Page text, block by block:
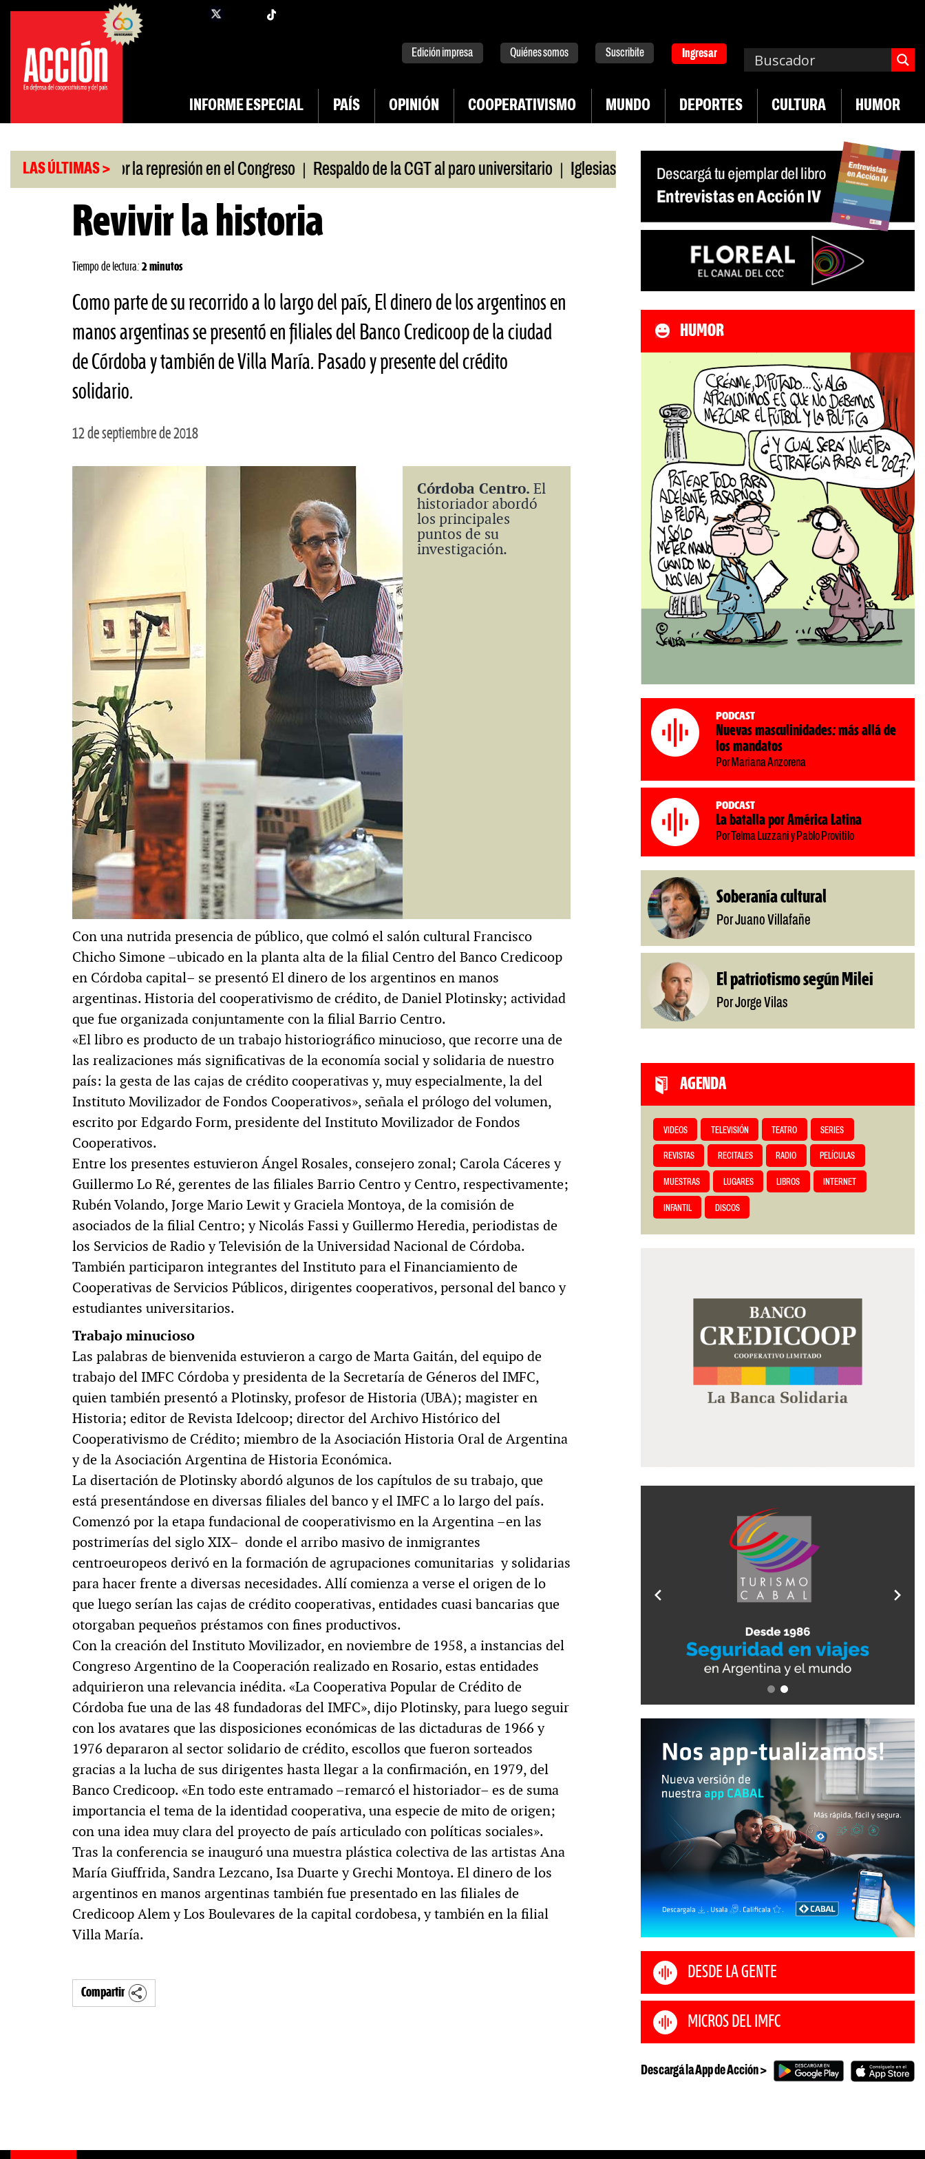
Saltar
contenido
facebook
Edición impresa Quiénes somos Suscribite Ingresar
INFORME ESPECIAL PAÍS OPINIÓN COOPERATIVISMO MUNDO DEPORTES CULTURA HUMOR
LAS ÚLTIMAS >
a policías por la represión en el Congreso | Respaldo de la CGT al paro universitario | Iglesias y templos asisten económicamente a la población |
Revivir la historia
Tiempo de lectura: 2 minutos
Como parte de su recorrido a lo largo del país, El dinero de los argentinos en
manos argentinas se presentó en filiales del Banco Credicoop de la ciudad
de Córdoba y también de Villa María. Pasado y presente del crédito
solidario.
12 de septiembre de 2018
Córdoba Centro. El
historiador abordó
los principales
puntos de su
investigación.
Con una nutrida presencia de público, que colmó el salón cultural Francisco
Chicho Simone –ubicado en la planta alta de la filial Centro del Banco Credicoop
en Córdoba capital– se presentó El dinero de los argentinos en manos
argentinas. Historia del cooperativismo de crédito, de Daniel Plotinsky; actividad
que fue organizada conjuntamente con la filial Barrio Centro.
«El libro es producto de un trabajo historiográfico minucioso, que recorre una de
las realizaciones más significativas de la economía social y solidaria de nuestro
país: la gesta de las cajas de crédito cooperativas y, muy especialmente, la del
Instituto Movilizador de Fondos Cooperativos», señala el prólogo del volumen,
escrito por Edgardo Form, presidente del Instituto Movilizador de Fondos
Cooperativos.
Entre los presentes estuvieron Ángel Rosales, consejero zonal; Carola Cáceres y
Guillermo Lo Ré, gerentes de las filiales Barrio Centro y Centro, respectivamente;
Rubén Volando, Jorge Mario Lewit y Graciela Montoya, de la comisión de
asociados de la filial Centro; y Nicolás Fassi y Guillermo Heredia, periodistas de
los Servicios de Radio y Televisión de la Universidad Nacional de Córdoba.
También participaron integrantes del Instituto para el Financiamiento de
Cooperativas de Servicios Públicos, dirigentes cooperativos, personal del banco y
estudiantes universitarios.
Trabajo minucioso
Las palabras de bienvenida estuvieron a cargo de Marta Gaitán, del equipo de
trabajo del IMFC Córdoba y presidenta de la Secretaría de Géneros del IMFC,
quien también presentó a Plotinsky, profesor de Historia (UBA); magister en
Historia; editor de Revista Idelcoop; director del Archivo Histórico del
Cooperativismo de Crédito; miembro de la Asociación Historia Oral de Argentina
y de la Asociación Argentina de Historia Económica.
La disertación de Plotinsky abordó algunos de los capítulos de su trabajo, que
está presentándose en diversas filiales del banco y el IMFC a lo largo del país.
Comenzó por la etapa fundacional de cooperativismo en la Argentina –en las
postrimerías del siglo XIX– donde el arribo masivo de inmigrantes
centroeuropeos derivó en la formación de agrupaciones comunitarias y solidarias
para hacer frente a diversas necesidades. Allí comienza a verse el origen de lo
que luego serían las cajas de crédito cooperativas, entidades cuasi bancarias que
otorgaban pequeños préstamos con fines productivos.
Con la creación del Instituto Movilizador, en noviembre de 1958, a instancias del
Congreso Argentino de la Cooperación realizado en Rosario, estas entidades
adquirieron una relevancia inédita. «La Cooperativa Popular de Crédito de
Córdoba fue una de las 48 fundadoras del IMFC», dijo Plotinsky, para luego seguir
con los avatares que las disposiciones económicas de las dictaduras de 1966 y
1976 depararon al sector solidario de crédito, escollos que fueron sorteados
gracias a la lucha de sus dirigentes hasta llegar a la confirmación, en 1979, del
Banco Credicoop. «En todo este entramado –remarcó el historiador– es de suma
importancia el tema de la identidad cooperativa, una especie de mito de origen;
con una idea muy clara del proyecto de país articulado con políticas sociales».
Tras la conferencia se inauguró una muestra plástica colectiva de las artistas Ana
María Giuffrida, Sandra Lezcano, Isa Duarte y Grechi Montoya. El dinero de los
argentinos en manos argentinas también fue presentado en las filiales de
Credicoop Alem y Los Boulevares de la capital cordobesa, y también en la filial
Villa María.
Compartir
HUMOR
Podcast
Nuevas masculinidades: más allá de
los mandatos
Por Mariana Anzorena
Podcast
La batalla por América Latina
Por Telma Luzzani y Pablo Provitilo
Soberanía cultural
Por Juano Villafañe
El patriotismo según Milei
Por Jorge Vilas
AGENDA
VIDEOS TELEVISIÓN TEATRO SERIES
REVISTAS RECITALES RADIO PELÍCULAS
MUESTRAS LUGARES LIBROS INTERNET
INFANTIL DISCOS
DESDE LA GENTE
MICROS DEL IMFC
Descargá la App de Acción >